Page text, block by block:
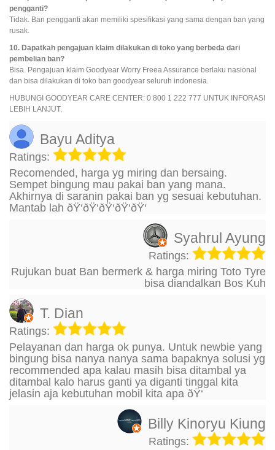
pengganti?
Tidak. Ban pengganti akan memiliki spesifikasi yang sama dengan ban yang
rusak.
10. Dapatkah pengajuan klaim dilakukan di toko yang berbeda dari
pembelian ban?
Bisa. Pengajuan klaim Goodyear Worry Freea Assurance berlaku nasional
dan bisa dilakukan di toko ban goodyear seluruh indonesia.
HUBUNGI GOODYEAR CARE CENTER: 0 800 1 222 777 UNTUK INFORASI
LEBIH LANJUT.
Bayu Aditya
Ratings:
Recomended, harga yg miring dan bersaing.
Sempet bingung mau pakai ban yang mana.
Akhirnya di saranin pakai ban yg sesuai kebutuhan.
Mantab lah ðŸ‘ðŸ‘ðŸ‘ðŸ‘ðŸ‘
Syahrul Ayung
Ratings:
Rujukan buat Ban bermerk & harga miring Toto Tyre
bisa diandalkan Bos Kuh
T. Dian
Ratings:
Pelayanan dan harga ok punya. Untuk newbie yang
bingung bisa nanya nanya sama bapaknya solusi yg
recommended apa kalau masih bisa ditambal ya
ditambal kalo harus ganti ya diganti tinggal kita
jelasin aja kebutuhan mobil kita apa ðŸ‘
Billy Kinoryu Kiung
Ratings: